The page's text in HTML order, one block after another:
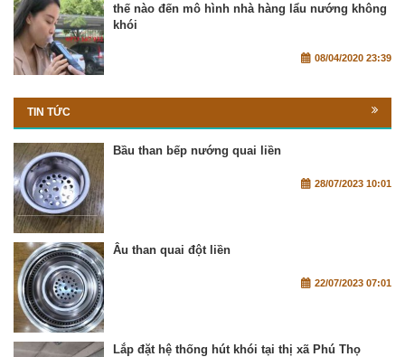
thế nào đến mô hình nhà hàng lẩu nướng không
khói
08/04/2020 23:39
TIN TỨC
Bầu than bếp nướng quai liền
28/07/2023 10:01
Âu than quai đột liền
22/07/2023 07:01
Lắp đặt hệ thống hút khói tại thị xã Phú Thọ